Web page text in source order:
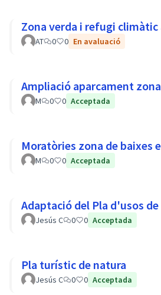
Zona verda i refugi climàtic
AT 0 0 En avaluació
Ampliació aparcament
M 0 0 Acceptada
Moratòries zona de baixes
M 0 0 Acceptada
Adaptació del Pla d'usos
Jesús C 0 0 Acceptada
Pla turístic de natura
Jesús C 0 0 Acceptada